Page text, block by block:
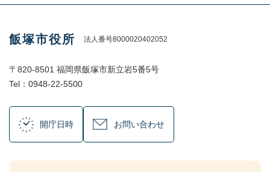
飯塚市役所 法人番号8000020402052
〒820-8501 福岡県飯塚市新立岩5番5号
Tel：0948-22-5500
開庁日時 お問い合わせ